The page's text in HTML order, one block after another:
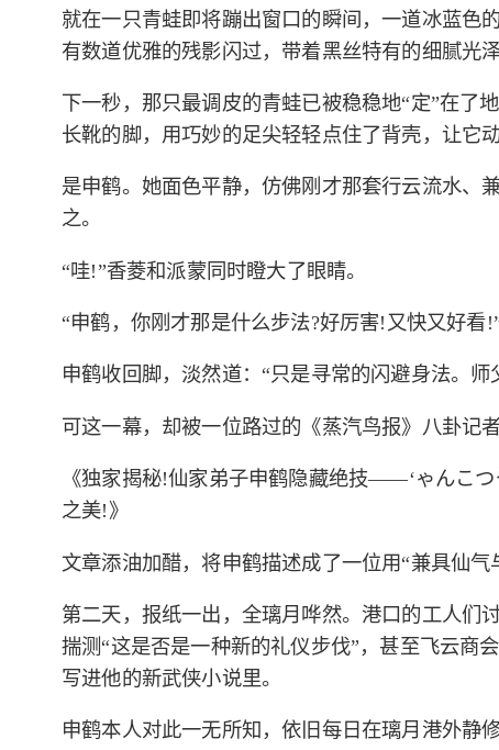
就在一只青蛙即将蹦出窗口的瞬间，一道冰蓝色
有数道优雅的残影闪过，带着黑丝特有的细腻光
下一秒，那只最调皮的青蛙已被稳稳地“定”在
长靴的脚，用巧妙的足尖轻轻点住了背壳，让它
是申鹤。她面色平静，仿佛刚才那套行云流水、
之。
“哇!”香菱和派蒙同时瞪大了眼睛。
“申鹤，你刚才那是什么步法?好厉害!又快又好看
申鹤收回脚，淡然道：“只是寻常的闪避身法。
可这一幕，却被一位路过的《蒸汽鸟报》八卦记
《独家揭秘!仙家弟子申鹤隐藏绝技——‘ゃんこ
之美!》
文章添油加醋，将申鹤描述成了一位用“兼具仙气
第二天，报纸一出，全璃月哗然。港口的工人们
揣测“这是否是一种新的礼仪步伐”，甚至飞云商
写进他的新武侠小说里。
申鹤本人对此一无所知，依旧每日在璃月港外静